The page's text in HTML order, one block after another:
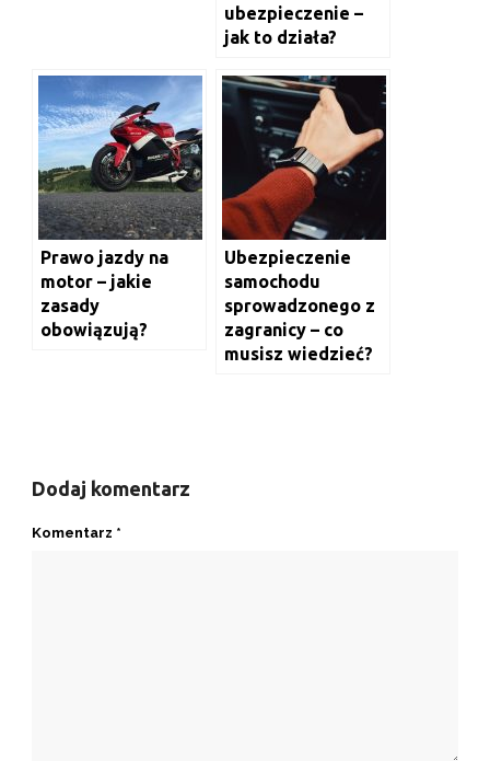
ubezpieczenie –
jak to działa?
Prawo jazdy na
motor – jakie
zasady
obowiązują?
Ubezpieczenie
samochodu
sprowadzonego z
zagranicy – co
musisz wiedzieć?
Dodaj komentarz
Komentarz *